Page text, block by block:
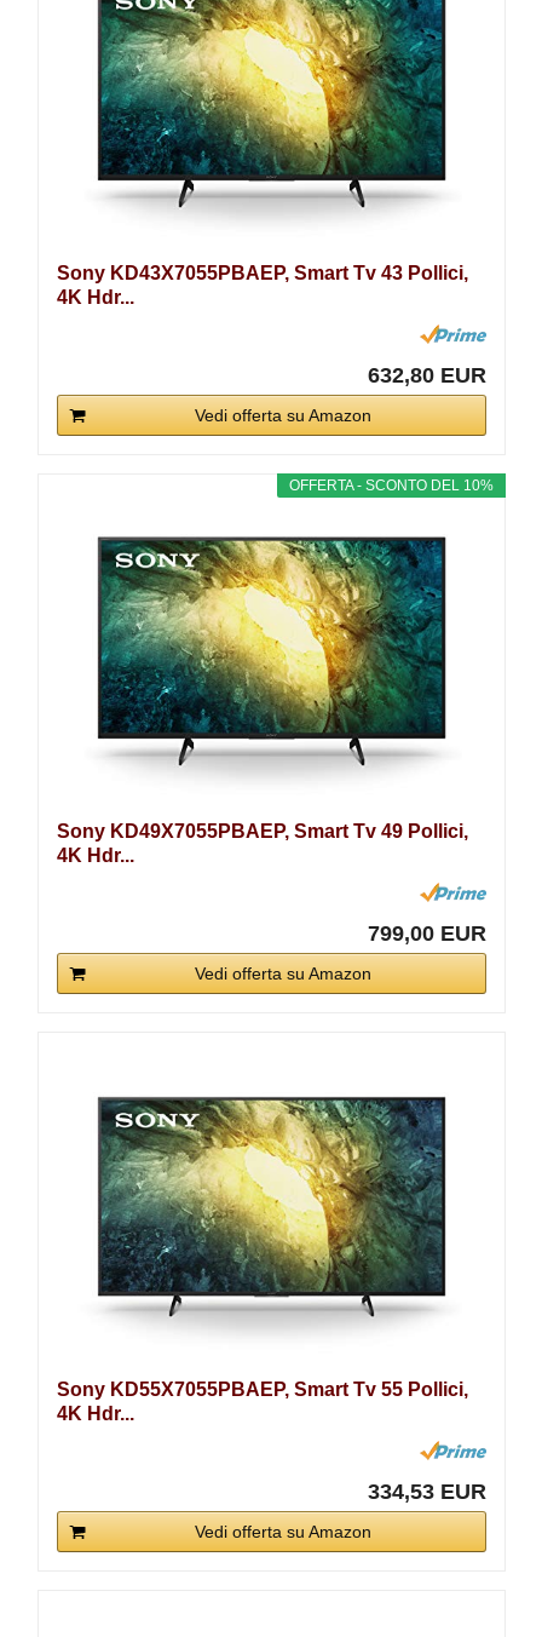
Sony KD43X7055PBAEP, Smart Tv 43 Pollici,
4K Hdr...
632,80 EUR
Vedi offerta su Amazon
OFFERTA - SCONTO DEL 10%
Sony KD49X7055PBAEP, Smart Tv 49 Pollici,
4K Hdr...
799,00 EUR
Vedi offerta su Amazon
Sony KD55X7055PBAEP, Smart Tv 55 Pollici,
4K Hdr...
334,53 EUR
Vedi offerta su Amazon